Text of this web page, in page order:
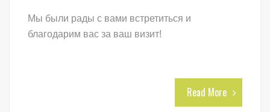
Мы были рады с вами встретиться и
благодарим вас за ваш визит!
Read More